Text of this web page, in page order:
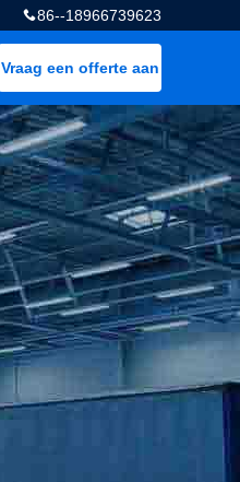
86--18966739623
Vraag een offerte aan